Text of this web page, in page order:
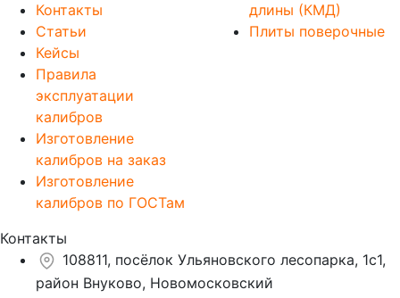
Контакты
Статьи
Кейсы
Правила
эксплуатации
калибров
Изготовление
калибров на заказ
Изготовление
калибров по ГОСТам
длины (КМД)
Плиты поверочные
Контакты
108811, посёлок Ульяновского лесопарка, 1с1,
район Внуково, Новомосковский